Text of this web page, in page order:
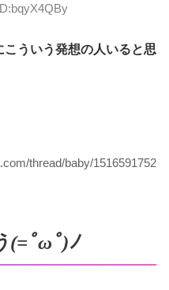
ういう発想の人いると思
thread/baby/1516591752
(=ﾟωﾟ)ﾉ